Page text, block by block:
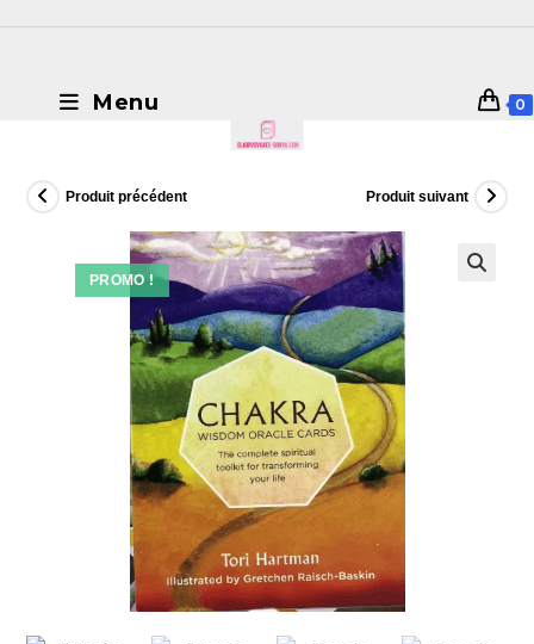
Menu 0
PROMO !
Produit précédent Produit suivant